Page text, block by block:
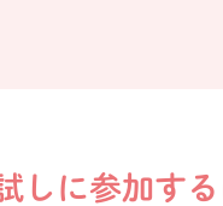
しに参加す